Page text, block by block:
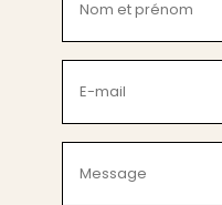
et
prénom
(Nécessaire)
mail
(Nécessaire)
(Nécessaire)